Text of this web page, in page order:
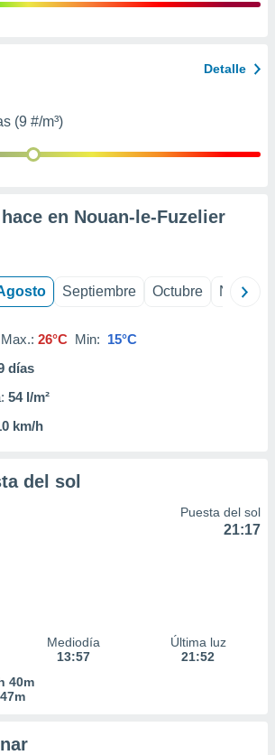
Detalle
(9 #/m³)
en Nouan-le-Fuzelier
Septiembre Octubre
Max.: 26°C Min: 15°C
días
54 l/m²
km/h
del sol
Puesta del sol
21:17
Mediodía
13:57
Última luz
21:52
40m
47m